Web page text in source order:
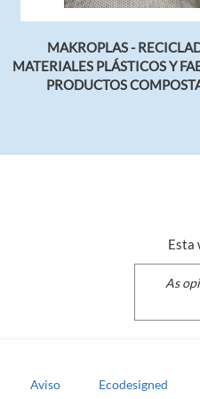
MAKROPLAS -
MATERIALES PLÁSTICOS Y
PRODUCTOS
mermas y excedentes…
Esta
As
FOOTER
Aviso
Ecodesigned